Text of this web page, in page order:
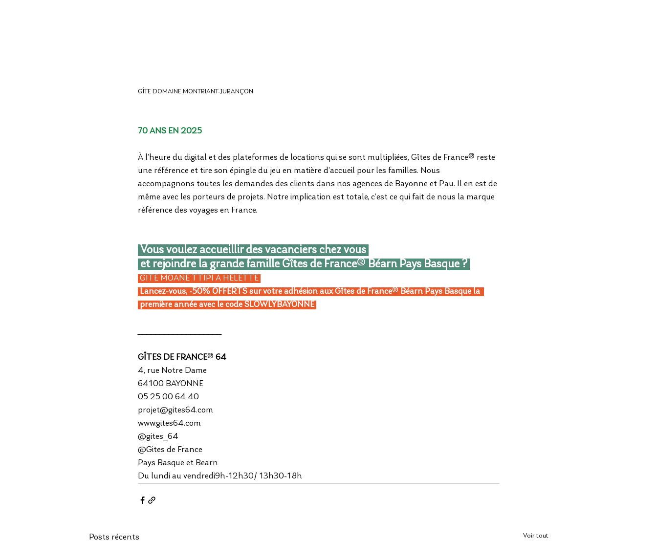
GÎTE DOMAINE MONTRIANT-JURANÇON
70 ANS EN 2025
À l’heure du digital et des plateformes de locations qui se sont multipliées, Gîtes de France® reste
une référence et tire son épingle du jeu en matière d’accueil pour les familles. Nous
accompagnons toutes les demandes des clients dans nos agences de Bayonne et Pau. Il en est de
même avec les porteurs de projets. Notre implication est totale, c’est ce qui fait de nous la marque
référence des voyages en France.
Vous voulez accueillir des vacanciers chez vous
et rejoindre la grande famille Gîtes de France® Béarn Pays Basque ?
GÎTE MOANE TTIPI À HELETTE
Lancez-vous, -50% OFFERTS sur votre adhésion aux Gîtes de France® Béarn Pays Basque la
première année avec le code SLOWLYBAYONNE
GÎTES DE FRANCE® 64
4, rue Notre Dame
64100 BAYONNE
05 25 00 64 40
projet@gites64.com
www.gites64.com
@gites_64
@Gites de France
Pays Basque et Bearn
Du lundi au vendredi9h-12h30/ 13h30-18h
Posts récents Voir tout